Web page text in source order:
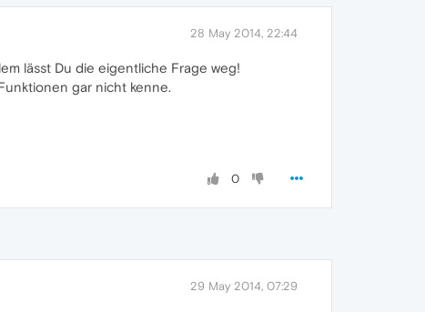
28 May 2014, 22:44
lässt Du die eigentliche Frage weg!
gar nicht kenne.
0
29 May 2014, 07:29